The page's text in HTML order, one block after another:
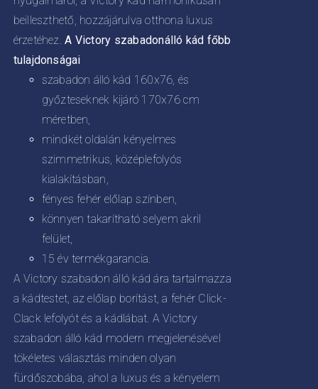
beilleszthető, hozzájárulva otthona luxus
érzetéhez.A Victory szabadonálló kád főbb
tulajdonságai
szabadon álló kád 160x76, és
győzteseknek kijáró 170x76 cm
méretben,
mindkét oldalán kényelmes
szimmetrikus, középlefolyós
kialakításban,
fényes fehér előlap színben,
könnyen takarítható selyem akril
felület,
15 év termékgarancia.
A Victory szabadon álló kád ára tartalmazza
a kádtestet, az előlap borítást, a fehér Click-
Clack lefolyót és a kádlábat. A Victory
szabadon álló kád modern megjelenésével
tökéletes választás minden olyan
fürdőszobába, ahol a luxus és a kényelem